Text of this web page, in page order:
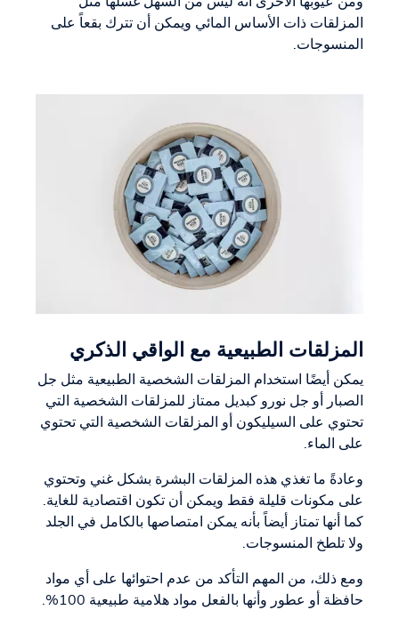
المزلقات ذات الأساس المائي ويمكن أن تترك بقعاً على
المنسوجات.
المزلقات الطبيعية مع الواقي الذكري
يمكن أيضًا استخدام المزلقات الشخصية الطبيعية مثل جل
الصبار أو جل نورو كبديل ممتاز للمزلقات الشخصية التي
تحتوي على السيليكون أو المزلقات الشخصية التي تحتوي
على الماء.
وعادةً ما تغذي هذه المزلقات البشرة بشكل غني وتحتوي
على مكونات قليلة فقط ويمكن أن تكون اقتصادية للغاية.
كما أنها تمتاز أيضاً بأنه يمكن امتصاصها بالكامل في الجلد
ولا تلطخ المنسوجات.
ومع ذلك، من المهم التأكد من عدم احتوائها على أي مواد
حافظة أو عطور وأنها بالفعل مواد هلامية طبيعية 100%.